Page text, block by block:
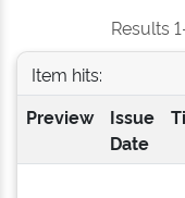
Results
Item hits:
Preview
Issue
Date